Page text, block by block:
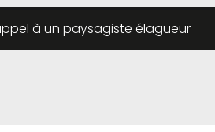
à un paysagiste élagueur